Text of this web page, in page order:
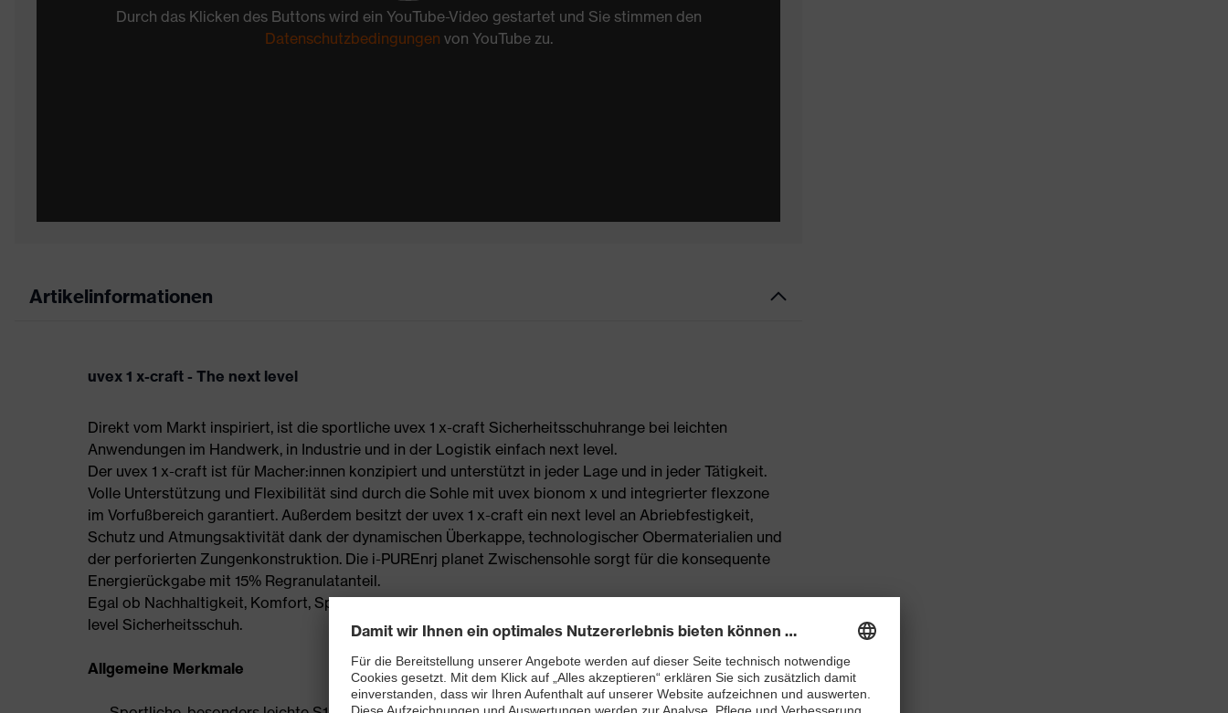
Durch das Klicken des Buttons wird ein YouTube-Video gestartet und Sie stimmen den
Datenschutzbedingungen von YouTube zu.
Artikelinformationen
uvex 1 x-craft - The next level
Direkt vom Markt inspiriert, ist die sportliche uvex 1 x-craft Sicherheitsschuhrange bei leichten
Anwendungen im Handwerk, in Industrie und in der Logistik einfach next level.
Der uvex 1 x-craft ist für Macher:innen konzipiert und unterstützt in jeder Lage und in jeder Tätigkeit.
Volle Unterstützung und Flexibilität sind durch die Sohle mit uvex bionom x und integrierter flexzone
im Vorfußbereich garantiert. Außerdem besitzt der uvex 1 x-craft ein next level an Abriebfestigkeit,
Schutz und Atmungsaktivität dank der dynamischen Überkappe, technologischer Obermaterialien und
der perforierten Zungenkonstruktion. Die i-PUREnrj planet Zwischensohle sorgt für die konsequente
Energierückgabe mit 15% Regranulatanteil.
Egal ob Nachhaltigkeit, Komfort, Sportlichkeit oder Innovation, der uvex 1 x-craft ist einfach - the next
level Sicherheitsschuh.
Allgemeine Merkmale